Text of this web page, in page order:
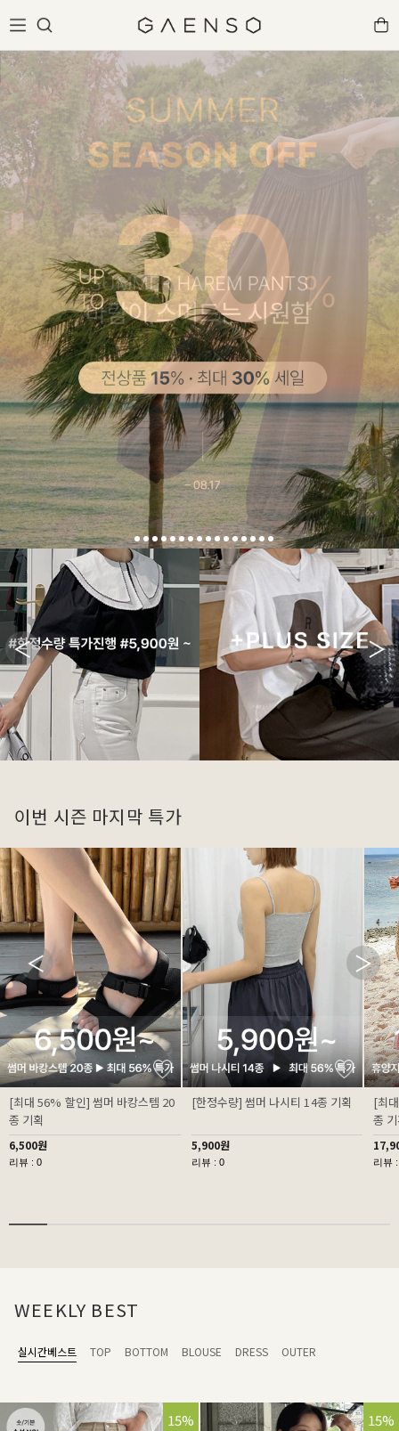
이번 시즌 마지막 특가
[최대 56% 할인] 썸머 바캉스템 20
종 기획
6,500원
리뷰 : 0
[한정수량] 썸머 나시티 14종 기획
5,900원
리뷰 : 0
[최
종
리뷰
WEEKLY BEST
실시간베스트 TOP BOTTOM BLOUSE DRESS OUTER
15% 15%